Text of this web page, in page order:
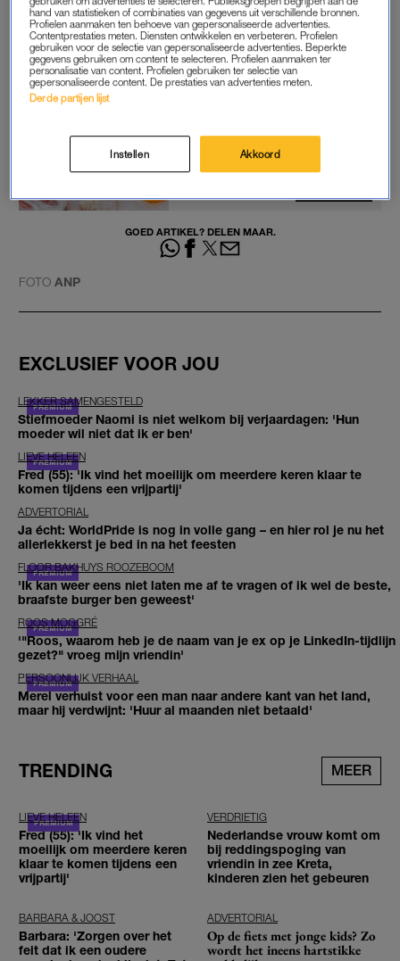
Pas de privacy manager instellingen aan om dit
YouTube item te kunnen bekijken.
ALDI 'met pensioen'
GOED ARTIKEL? DELEN MAAR.
FOTO ANP
EXCLUSIEF VOOR JOU
LEKKER SAMENGESTELD
Stiefmoeder Naomi is niet welkom bij verjaardagen: 'Hun
moeder wil niet dat ik er ben'
LIEVE HELEEN
Fred (55): 'Ik vind het moeilijk om meerdere keren klaar te
komen tijdens een vrijpartij'
ADVERTORIAL
Ja écht: WorldPride is nog in volle gang – en hier rol je nu het
allerlekkerst je bed in na het feesten
FLOOR BAKHUYS ROOZEBOOM
'Ik kan weer eens niet laten me af te vragen of ik wel de beste,
braafste burger ben geweest'
ROOS MOGGRÉ
'"Roos, waarom heb je de naam van je ex op je LinkedIn-tijdlijn
gezet?" vroeg mijn vriendin'
PERSOONLIJK VERHAAL
Merel verhuist voor een man naar andere kant van het land,
maar hij verdwijnt: 'Huur al maanden niet betaald'
TRENDING MEER
LIEVE HELEEN
Fred (55): 'Ik vind het
moeilijk om meerdere keren
klaar te komen tijdens een
vrijpartij'
VERDRIETIG
Nederlandse vrouw komt om
bij reddingspoging van
vriendin in zee Kreta,
kinderen zien het gebeuren
BARBARA & JOOST
Barbara: 'Zorgen over het
feit dat ik een oudere
ADVERTORIAL
Op de fiets met jonge kids? Zo
wordt het ineens hartstikke
hand van statistieken of combinaties van gegevens uit verschillende bronnen.
Profielen aanmaken ten behoeve van gepersonaliseerde advertenties.
Contentprestaties meten. Diensten ontwikkelen en verbeteren. Profielen
gebruiken voor de selectie van gepersonaliseerde advertenties. Beperkte
gegevens gebruiken om content te selecteren. Profielen aanmaken ter
personalisatie van content. Profielen gebruiken ter selectie van
gepersonaliseerde content. De prestaties van advertenties meten.
Derde partijen lijst
Instellen Akkoord